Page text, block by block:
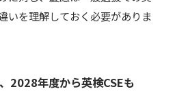
いを理解しておく必要がありま
2028年度から英検CSEも